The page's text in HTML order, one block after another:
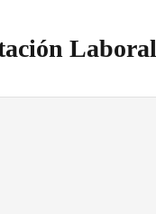
Laboral